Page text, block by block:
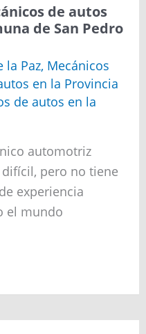
de autos
de San Pedro
la Paz, Mecánicos
en la Provincia
de autos en la
automotriz
pero no tiene
experiencia
el mundo